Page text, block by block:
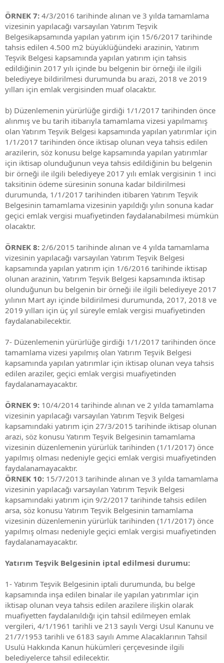
ÖRNEK 7: 4/3/2016 tarihinde alınan ve 3 yılda tamamlama
vizesinin yapılacağı varsayılan Yatırım Teşvik
Belgesikapsamında yapılan yatırım için 15/6/2017 tarihinde
tahsis edilen 4.500 m2 büyüklüğündeki arazinin, Yatırım
Teşvik Belgesi kapsamında yapılan yatırım için tahsis
edildiğinin 2017 yılı içinde bu belgenin bir örneği ile ilgili
belediyeye bildirilmesi durumunda bu arazi, 2018 ve 2019
yılları için emlak vergisinden muaf olacaktır.
b) Düzenlemenin yürürlüğe girdiği 1/1/2017 tarihinden önce
alınmış ve bu tarih itibarıyla tamamlama vizesi yapılmamış
olan Yatırım Teşvik Belgesi kapsamında yapılan yatırımlar için
1/1/2017 tarihinden önce iktisap olunan veya tahsis edilen
arazilerin, söz konusu belge kapsamında yapılan yatırımlar
için iktisap olunduğunun veya tahsis edildiğinin bu belgenin
bir örneği ile ilgili belediyeye 2017 yılı emlak vergisinin 1 inci
taksitinin ödeme süresinin sonuna kadar bildirilmesi
durumunda, 1/1/2017 tarihinden itibaren Yatırım Teşvik
Belgesinin tamamlama vizesinin yapıldığı yılın sonuna kadar
geçici emlak vergisi muafiyetinden faydalanabilmesi mümkün
olacaktır.
ÖRNEK 8: 2/6/2015 tarihinde alınan ve 4 yılda tamamlama
vizesinin yapılacağı varsayılan Yatırım Teşvik Belgesi
kapsamında yapılan yatırım için 1/6/2016 tarihinde iktisap
olunan arazinin, Yatırım Teşvik Belgesi kapsamında iktisap
olunduğunun bu belgenin bir örneği ile ilgili belediyeye 2017
yılının Mart ayı içinde bildirilmesi durumunda, 2017, 2018 ve
2019 yılları için üç yıl süreyle emlak vergisi muafiyetinden
faydalanabilecektir.
7- Düzenlemenin yürürlüğe girdiği 1/1/2017 tarihinden önce
tamamlama vizesi yapılmış olan Yatırım Teşvik Belgesi
kapsamında yapılan yatırımlar için iktisap olunan veya tahsis
edilen araziler, geçici emlak vergisi muafiyetinden
faydalanamayacaktır.
ÖRNEK 9: 10/4/2014 tarihinde alınan ve 2 yılda tamamlama
vizesinin yapılacağı varsayılan Yatırım Teşvik Belgesi
kapsamındaki yatırım için 27/3/2015 tarihinde iktisap olunan
arazi, söz konusu Yatırım Teşvik Belgesinin tamamlama
vizesinin düzenlemenin yürürlük tarihinden (1/1/2017) önce
yapılmış olması nedeniyle geçici emlak vergisi muafiyetinden
faydalanamayacaktır.
ÖRNEK 10: 15/7/2013 tarihinde alınan ve 3 yılda tamamlama
vizesinin yapılacağı varsayılan Yatırım Teşvik Belgesi
kapsamındaki yatırım için 9/2/2017 tarihinde tahsis edilen
arsa, söz konusu Yatırım Teşvik Belgesinin tamamlama
vizesinin düzenlemenin yürürlük tarihinden (1/1/2017) önce
yapılmış olması nedeniyle geçici emlak vergisi muafiyetinden
faydalanamayacaktır.
Yatırım Teşvik Belgesinin iptal edilmesi durumu:
1- Yatırım Teşvik Belgesinin iptali durumunda, bu belge
kapsamında inşa edilen binalar ile yapılan yatırımlar için
iktisap olunan veya tahsis edilen arazilere ilişkin olarak
muafiyetten faydalanıldığı için tahsil edilmeyen emlak
vergileri, 4/1/1961 tarihli ve 213 sayılı Vergi Usul Kanunu ve
21/7/1953 tarihli ve 6183 sayılı Amme Alacaklarının Tahsil
Usulü Hakkında Kanun hükümleri çerçevesinde ilgili
belediyelerce tahsil edilecektir.